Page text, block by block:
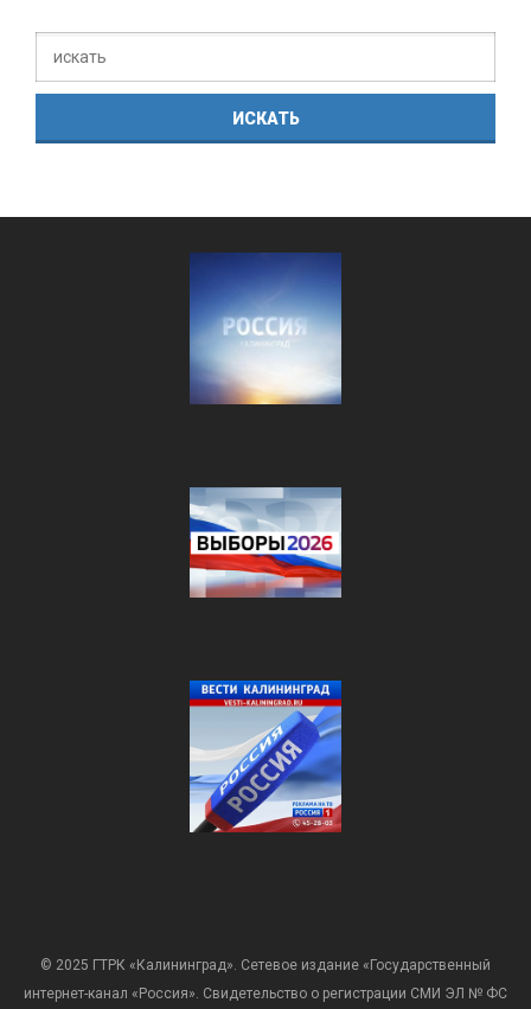
© 2025 ГТРК «Калининград». Сетевое издание «Государственный
интернет-канал «Россия». Свидетельство о регистрации СМИ ЭЛ № ФС